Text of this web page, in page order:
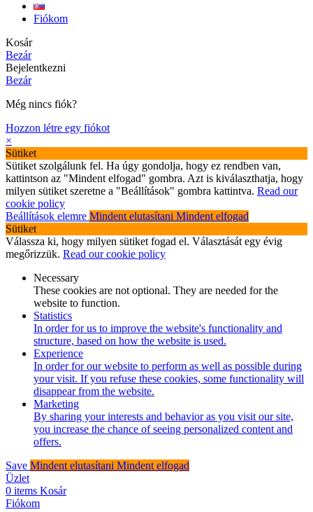
Fiókom
Kosár
Bezár
Bejelentkezni
Bezár
Még nincs fiók?
Hozzon létre egy fiókot
×
Sütiket
Sütiket szolgálunk fel. Ha úgy gondolja, hogy ez rendben van,
kattintson az "Mindent elfogad" gombra. Azt is kiválaszthatja, hogy
milyen sütiket szeretne a "Beállítások" gombra kattintva. Read our
cookie policy
Beállítások elemre Mindent elutasítani Mindent elfogad
Sütiket
Válassza ki, hogy milyen sütiket fogad el. Választását egy évig
megőrizzük. Read our cookie policy
Necessary
These cookies are not optional. They are needed for the
website to function.
Statistics
In order for us to improve the website's functionality and
structure, based on how the website is used.
Experience
In order for our website to perform as well as possible during
your visit. If you refuse these cookies, some functionality will
disappear from the website.
Marketing
By sharing your interests and behavior as you visit our site,
you increase the chance of seeing personalized content and
offers.
Save Mindent elutasítani Mindent elfogad
Üzlet
0 items Kosár
Fiókom